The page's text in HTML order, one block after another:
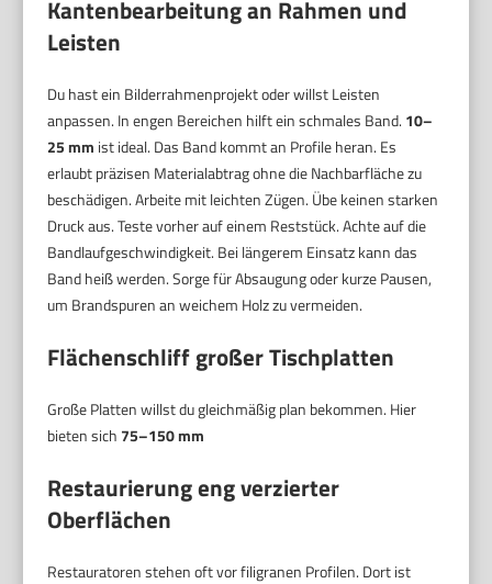
Kantenbearbeitung an Rahmen und
Leisten
Du hast ein Bilderrahmenprojekt oder willst Leisten
anpassen. In engen Bereichen hilft ein schmales Band. 10–
25 mm ist ideal. Das Band kommt an Profile heran. Es
erlaubt präzisen Materialabtrag ohne die Nachbarfläche zu
beschädigen. Arbeite mit leichten Zügen. Übe keinen starken
Druck aus. Teste vorher auf einem Reststück. Achte auf die
Bandlaufgeschwindigkeit. Bei längerem Einsatz kann das
Band heiß werden. Sorge für Absaugung oder kurze Pausen,
um Brandspuren an weichem Holz zu vermeiden.
Flächenschliff großer Tischplatten
Große Platten willst du gleichmäßig plan bekommen. Hier
bieten sich 75–150 mm
Restaurierung eng verzierter
Oberflächen
Restauratoren stehen oft vor filigranen Profilen. Dort ist